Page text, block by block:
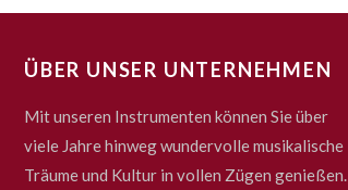
ÜBER UNSER UNTERNEHMEN
Mit unseren Instrumenten können Sie über
viele Jahre hinweg wundervolle musikalische
Träume und Kultur in vollen Zügen genießen.